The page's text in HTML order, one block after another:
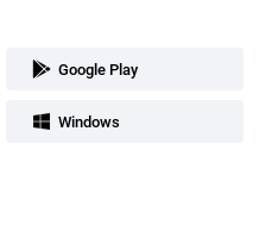
Google Play
Windows